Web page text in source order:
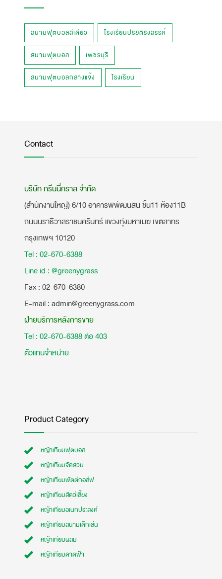
สนามฟุตบอลสีเดียว โรงเรียนปริยัติรังสรรค์
สนามฟุตบอล เพชรบุรี
สนามฟุตบอลกลางแจ้ง โรงเรียน
Contact
บริษัท กรีนนี่กราส จำกัด
(สำนักงานใหญ่) 6/10 อาคารพิพัฒนสิน ชั้น11 ห้อง11B
ถนนนราธิวาสราชนครินทร์ แขวงทุ่งมหาเมฆ เขตสาทร
กรุงเทพฯ 10120
Tel : 02-670-6388
Line id : @greenygrass
​Fax : 02-670-6380
E-mail : admin@greenygrass.com
ฝ่ายบริการหลังการขาย
Tel : 02-670-6388 ต่อ 403
ตัวแทนจำหน่าย
Product Category
หญ้าเทียมฟุตบอล
หญ้าเทียมจัดสวน
หญ้าเทียมพัตต์กอล์ฟ
หญ้าเทียมสัตว์เลี้ยง
หญ้าเทียมอเนกประสงค์
หญ้าเทียมสนามเด็กเล่น
หญ้าเทียมผสม
หญ้าเทียมดาดฟ้า